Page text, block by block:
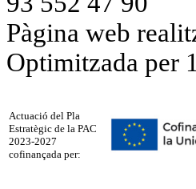
Pàgina web
Optimitzada per
Actuació del Pla
Estratègic de la PAC
2023-2027
cofinançada per: